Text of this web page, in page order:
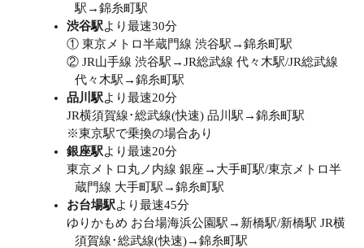
駅→錦糸町駅
渋谷駅より最速30分
① 東京メトロ半蔵門線 渋谷駅→錦糸町駅
② JR山手線 渋谷駅→JR総武線 代々木駅/JR総武線
代々木駅→錦糸町駅
品川駅より最速20分
JR横須賀線･総武線(快速) 品川駅→錦糸町駅
※東京駅で乗換の場合あり
銀座駅より最速20分
東京メトロ丸ノ内線 銀座→大手町駅/東京メトロ半
蔵門線 大手町駅→錦糸町駅
お台場駅より最速45分
ゆりかもめ お台場海浜公園駅→新橋駅/新橋駅 JR横
須賀線･総武線(快速)→錦糸町駅